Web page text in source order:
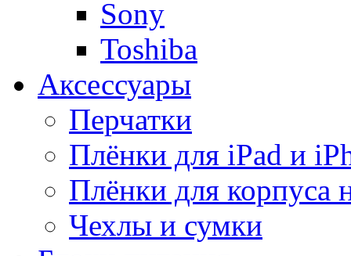
Sony
Toshiba
Аксессуары
Перчатки
Плёнки для iPad и
Плёнки для корпуса
Чехлы и сумки